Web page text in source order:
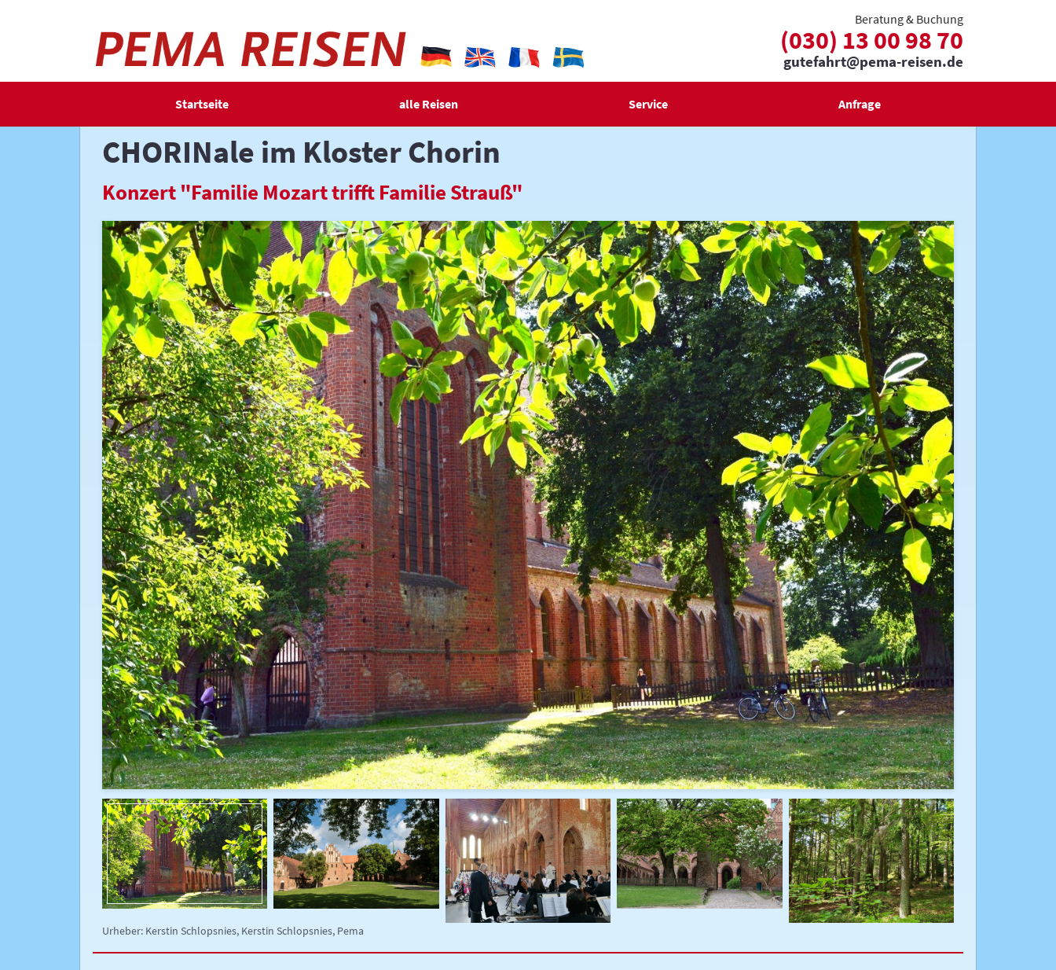
Beratung & Buchung
(030) 13 00 98 70
gutefahrt@pema-reisen.de
Navigation überspringen
Startseite alle Reisen Service Anfrage
CHORINale im Kloster Chorin
Konzert "Familie Mozart trifft Familie Strauß"
Urheber: Kerstin Schlopsnies, Kerstin Schlopsnies, Pema